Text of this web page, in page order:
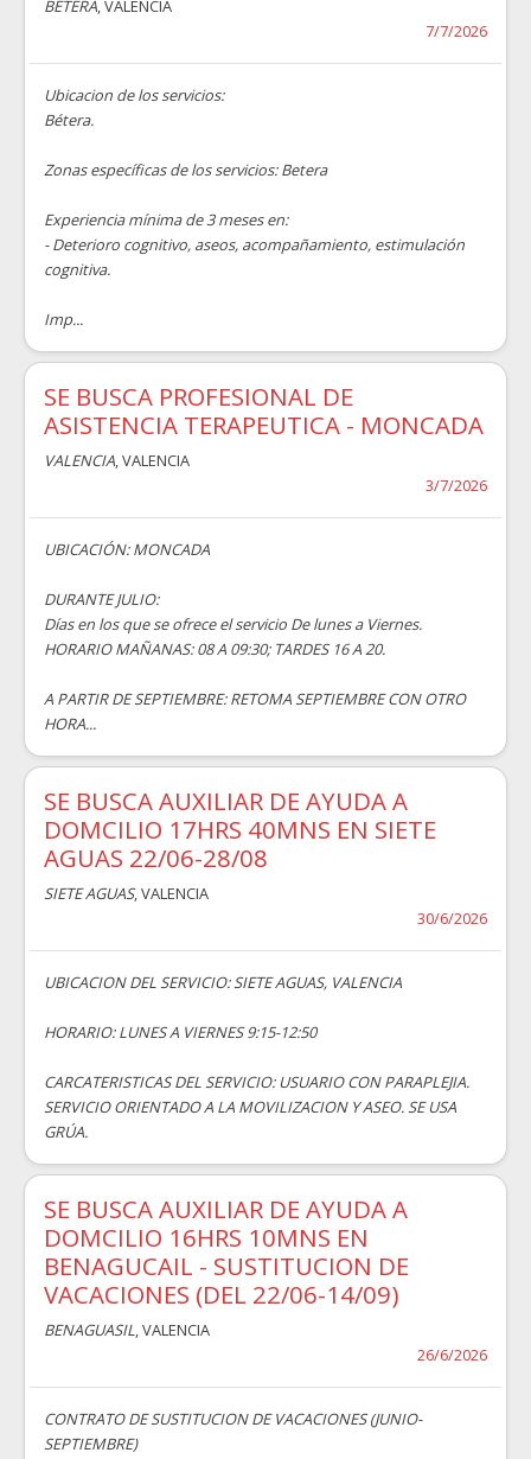
BÉTERA, VALENCIA
7/7/2026
Ubicacion de los servicios:
Bétera.
Zonas específicas de los servicios: Betera
Experiencia mínima de 3 meses en:
- Deterioro cognitivo, aseos, acompañamiento, estimulación
cognitiva.
Imp...
SE BUSCA PROFESIONAL DE
ASISTENCIA TERAPEUTICA - MONCADA
VALENCIA, VALENCIA
3/7/2026
UBICACIÓN: MONCADA
DURANTE JULIO:
Días en los que se ofrece el servicio De lunes a Viernes.
HORARIO MAÑANAS: 08 A 09:30; TARDES 16 A 20.
A PARTIR DE SEPTIEMBRE: RETOMA SEPTIEMBRE CON OTRO
HORA...
SE BUSCA AUXILIAR DE AYUDA A
DOMCILIO 17HRS 40MNS EN SIETE
AGUAS 22/06-28/08
SIETE AGUAS, VALENCIA
30/6/2026
UBICACION DEL SERVICIO: SIETE AGUAS, VALENCIA
HORARIO: LUNES A VIERNES 9:15-12:50
CARCATERISTICAS DEL SERVICIO: USUARIO CON PARAPLEJIA.
SERVICIO ORIENTADO A LA MOVILIZACION Y ASEO. SE USA
GRÚA.
SE BUSCA AUXILIAR DE AYUDA A
DOMCILIO 16HRS 10MNS EN
BENAGUCAIL - SUSTITUCION DE
VACACIONES (DEL 22/06-14/09)
BENAGUASIL, VALENCIA
26/6/2026
CONTRATO DE SUSTITUCION DE VACACIONES (JUNIO-
SEPTIEMBRE)